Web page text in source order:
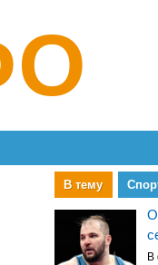
В тему
В